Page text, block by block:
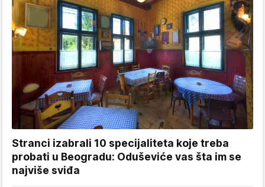
Stranci izabrali 10 specijaliteta koje treba
probati u Beogradu: Oduševiće vas šta im se
najviše sviđa